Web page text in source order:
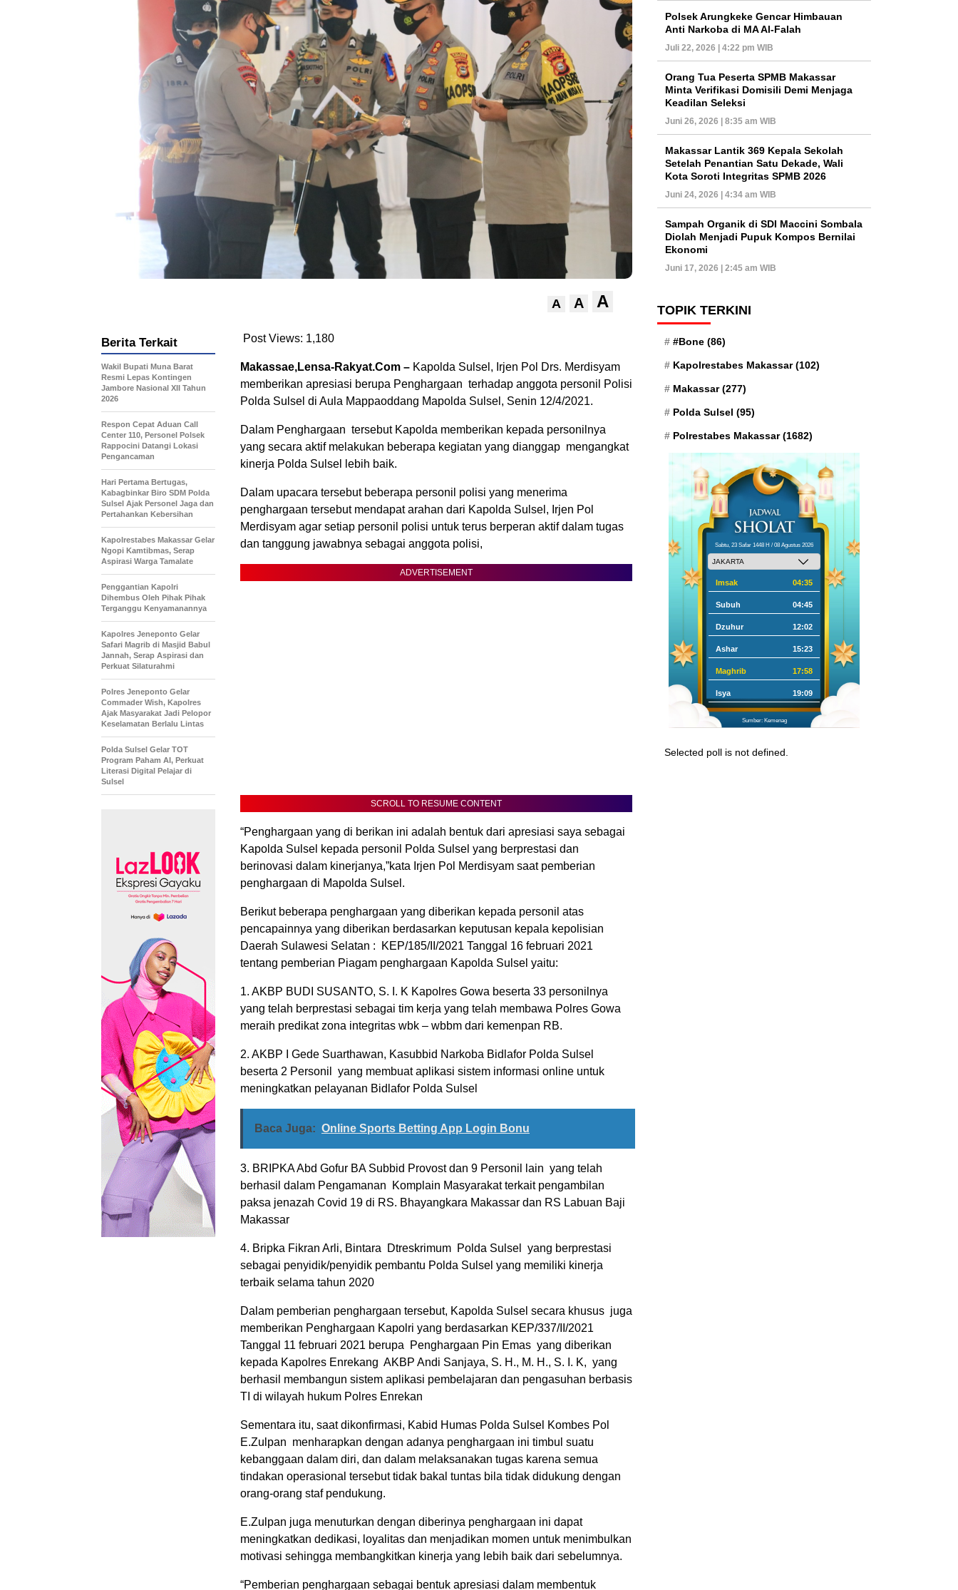
A A A
Post Views: 1,180
Makassae,Lensa-Rakyat.Com – Kapolda Sulsel, Irjen Pol Drs. Merdisyam
memberikan apresiasi berupa Penghargaan terhadap anggota personil Polisi
Polda Sulsel di Aula Mappaoddang Mapolda Sulsel, Senin 12/4/2021.
Dalam Penghargaan tersebut Kapolda memberikan kepada personilnya
yang secara aktif melakukan beberapa kegiatan yang dianggap mengangkat
kinerja Polda Sulsel lebih baik.
Dalam upacara tersebut beberapa personil polisi yang menerima
penghargaan tersebut mendapat arahan dari Kapolda Sulsel, Irjen Pol
Merdisyam agar setiap personil polisi untuk terus berperan aktif dalam tugas
dan tanggung jawabnya sebagai anggota polisi,
ADVERTISEMENT
SCROLL TO RESUME CONTENT
“Penghargaan yang di berikan ini adalah bentuk dari apresiasi saya sebagai
Kapolda Sulsel kepada personil Polda Sulsel yang berprestasi dan
berinovasi dalam kinerjanya,”kata Irjen Pol Merdisyam saat pemberian
penghargaan di Mapolda Sulsel.
Berikut beberapa penghargaan yang diberikan kepada personil atas
pencapainnya yang diberikan berdasarkan keputusan kepala kepolisian
Daerah Sulawesi Selatan : KEP/185/II/2021 Tanggal 16 februari 2021
tentang pemberian Piagam penghargaan Kapolda Sulsel yaitu:
1. AKBP BUDI SUSANTO, S. I. K Kapolres Gowa beserta 33 personilnya
yang telah berprestasi sebagai tim kerja yang telah membawa Polres Gowa
meraih predikat zona integritas wbk – wbbm dari kemenpan RB.
2. AKBP I Gede Suarthawan, Kasubbid Narkoba Bidlafor Polda Sulsel
beserta 2 Personil yang membuat aplikasi sistem informasi online untuk
meningkatkan pelayanan Bidlafor Polda Sulsel
Baca Juga: Online Sports Betting App Login Bonu
3. BRIPKA Abd Gofur BA Subbid Provost dan 9 Personil lain yang telah
berhasil dalam Pengamanan Komplain Masyarakat terkait pengambilan
paksa jenazah Covid 19 di RS. Bhayangkara Makassar dan RS Labuan Baji
Makassar
4. Bripka Fikran Arli, Bintara Dtreskrimum Polda Sulsel yang berprestasi
sebagai penyidik/penyidik pembantu Polda Sulsel yang memiliki kinerja
terbaik selama tahun 2020
Dalam pemberian penghargaan tersebut, Kapolda Sulsel secara khusus juga
memberikan Penghargaan Kapolri yang berdasarkan KEP/337/II/2021
Tanggal 11 februari 2021 berupa Penghargaan Pin Emas yang diberikan
kepada Kapolres Enrekang AKBP Andi Sanjaya, S. H., M. H., S. I. K, yang
berhasil membangun sistem aplikasi pembelajaran dan pengasuhan berbasis
TI di wilayah hukum Polres Enrekan
Sementara itu, saat dikonfirmasi, Kabid Humas Polda Sulsel Kombes Pol
E.Zulpan menharapkan dengan adanya penghargaan ini timbul suatu
kebanggaan dalam diri, dan dalam melaksanakan tugas karena semua
tindakan operasional tersebut tidak bakal tuntas bila tidak didukung dengan
orang-orang staf pendukung.
E.Zulpan juga menuturkan dengan diberinya penghargaan ini dapat
meningkatkan dedikasi, loyalitas dan menjadikan momen untuk menimbulkan
motivasi sehingga membangkitkan kinerja yang lebih baik dari sebelumnya.
“Pemberian penghargaan sebagai bentuk apresiasi dalam membentuk
Berita Terkait
Wakil Bupati Muna Barat
Resmi Lepas Kontingen
Jambore Nasional XII Tahun
2026
Respon Cepat Aduan Call
Center 110, Personel Polsek
Rappocini Datangi Lokasi
Pengancaman
Hari Pertama Bertugas,
Kabagbinkar Biro SDM Polda
Sulsel Ajak Personel Jaga dan
Pertahankan Kebersihan
Kapolrestabes Makassar Gelar
Ngopi Kamtibmas, Serap
Aspirasi Warga Tamalate
Penggantian Kapolri
Dihembus Oleh Pihak Pihak
Terganggu Kenyamanannya
Kapolres Jeneponto Gelar
Safari Magrib di Masjid Babul
Jannah, Serap Aspirasi dan
Perkuat Silaturahmi
Polres Jeneponto Gelar
Commader Wish, Kapolres
Ajak Masyarakat Jadi Pelopor
Keselamatan Berlalu Lintas
Polda Sulsel Gelar TOT
Program Paham AI, Perkuat
Literasi Digital Pelajar di
Sulsel
Polsek Arungkeke Gencar Himbauan
Anti Narkoba di MA Al-Falah
Juli 22, 2026 | 4:22 pm WIB
Orang Tua Peserta SPMB Makassar
Minta Verifikasi Domisili Demi Menjaga
Keadilan Seleksi
Juni 26, 2026 | 8:35 am WIB
Makassar Lantik 369 Kepala Sekolah
Setelah Penantian Satu Dekade, Wali
Kota Soroti Integritas SPMB 2026
Juni 24, 2026 | 4:34 am WIB
Sampah Organik di SDI Maccini Sombala
Diolah Menjadi Pupuk Kompos Bernilai
Ekonomi
Juni 17, 2026 | 2:45 am WIB
TOPIK TERKINI
#Bone (86)
Kapolrestabes Makassar(102)
Makassar(277)
Polda Sulsel (95)
Polrestabes Makassar(1682)
Sabtu, 23 Safar 1448 H / 08 Agustus 2026
Imsak 04:35
Subuh 04:45
Dzuhur 12:02
Ashar 15:23
Maghrib 17:58
Isya 19:09
Sumber: Kemenag
Selected poll is not defined.